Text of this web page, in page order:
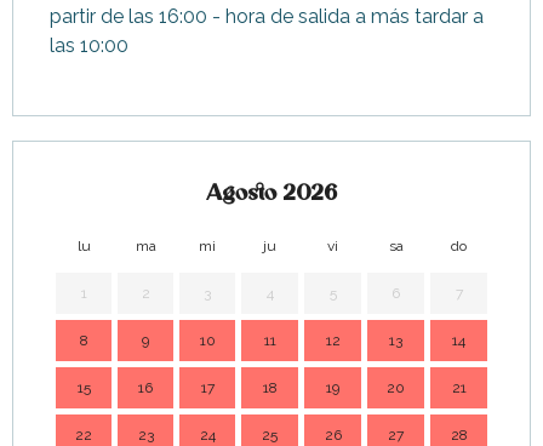
partir de las 16:00 - hora de salida a más tardar a
las 10:00
Agosto 2026
lu ma mi ju vi sa do
1 2 3 4 5 6 7
8 9 10 11 12 13 14
15 16 17 18 19 20 21
22 23 24 25 26 27 28